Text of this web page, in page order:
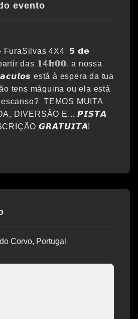
evento
FuraSilvas 4X4 𝟱 𝗱𝗲
das 𝟙𝟜𝕙𝟘𝟘, a nossa
está à espera da tua
tens máquina ou ela está
TEMOS MUITA
DIVERSÃO E... 𝙋𝙄𝙎𝙏𝘼
𝙂𝙍𝘼𝙏𝙐𝙄𝙏𝘼!
Corvo, Portugal